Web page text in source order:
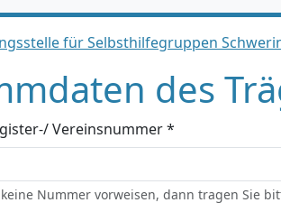
für Selbsthilfegruppen
des
Vereinsnummer *
keine Nummer vorweisen, dann tragen Sie